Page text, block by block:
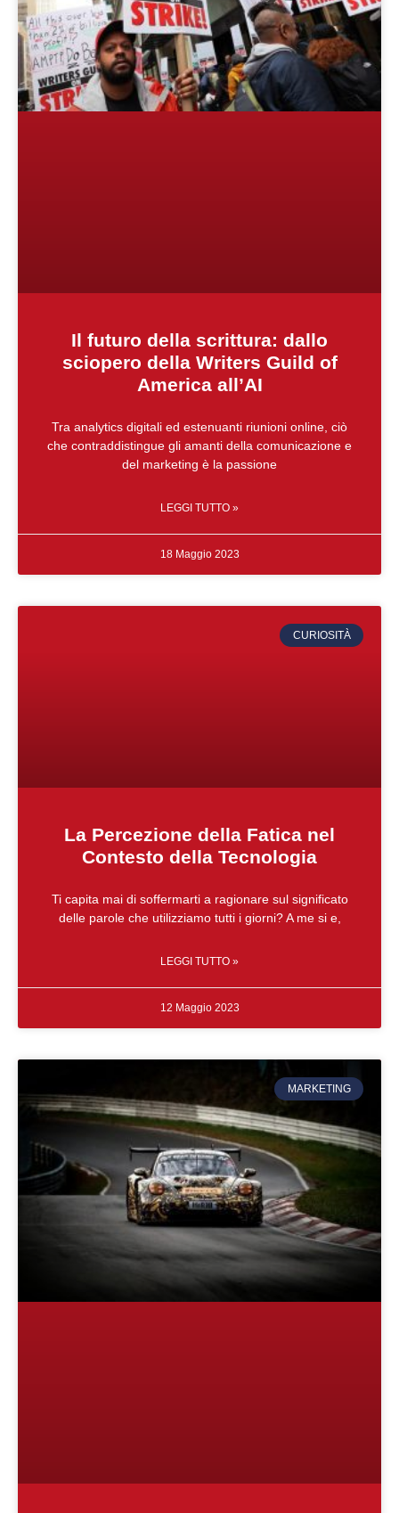
Il futuro della scrittura: dallo
sciopero della Writers Guild of
America all’AI
Tra analytics digitali ed estenuanti riunioni online, ciò
che contraddistingue gli amanti della comunicazione e
del marketing è la passione
LEGGI TUTTO »
18 Maggio 2023
CURIOSITÀ
La Percezione della Fatica nel
Contesto della Tecnologia
Ti capita mai di soffermarti a ragionare sul significato
delle parole che utilizziamo tutti i giorni? A me si e,
LEGGI TUTTO »
12 Maggio 2023
MARKETING